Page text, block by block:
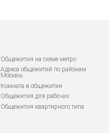
Общежития на схеме метро
Адреса общежитий по районам
Москвы
Комната в общежитии
Общежития для рабочих
Общежития квартирного типа